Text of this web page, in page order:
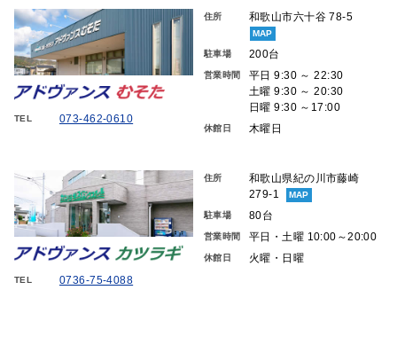
TEL 073-462-0610
住所 和歌山市六十谷 78-5
MAP
駐車場 200台
営業時間
平日 9:30 ～ 22:30
土曜 9:30 ～ 20:30
日曜 9:30 ～17:00
休館日 木曜日
TEL 0736-75-4088
住所
和歌山県紀の川市藤崎
279-1
MAP
駐車場 80台
営業時間 平日・土曜 10:00～20:00
休館日 火曜・日曜